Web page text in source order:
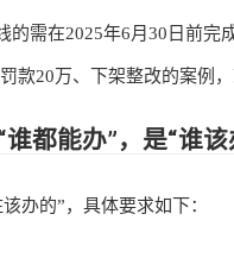
需在2025年6月30日前完
20万、下架整改的案例，
都能办”，是“谁该
办的”，具体要求如下：